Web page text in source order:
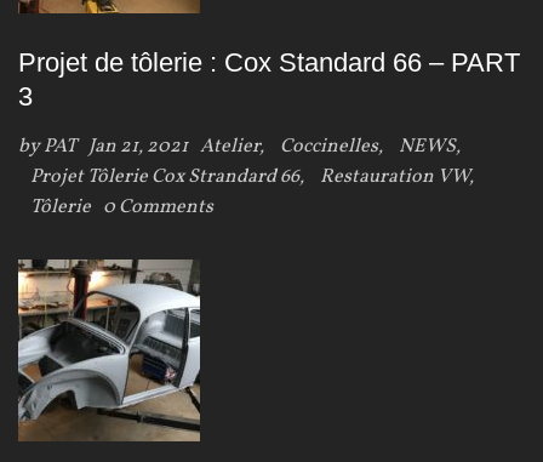
Projet de tôlerie : Cox Standard 66 – PART
3
byPAT Jan 21, 2021 Atelier, Coccinelles, NEWS,
Projet Tôlerie Cox Strandard 66, Restauration VW,
Tôlerie 0 Comments